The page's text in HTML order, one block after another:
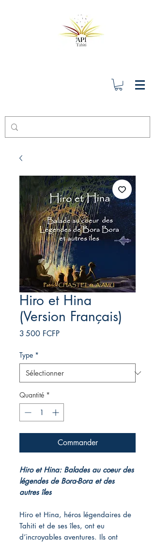
Hiro et Hina
(Version Français)
3 500 FCFPPrix
Type *
Quantité *
Commander
Hiro et Hina: Balades au coeur des
légendes de Bora-Bora et des
autres îles
Hiro et Hina, héros légendaires de
Tahiti et de ses îles, ont eu
d’incroyables aventures. Ils ont